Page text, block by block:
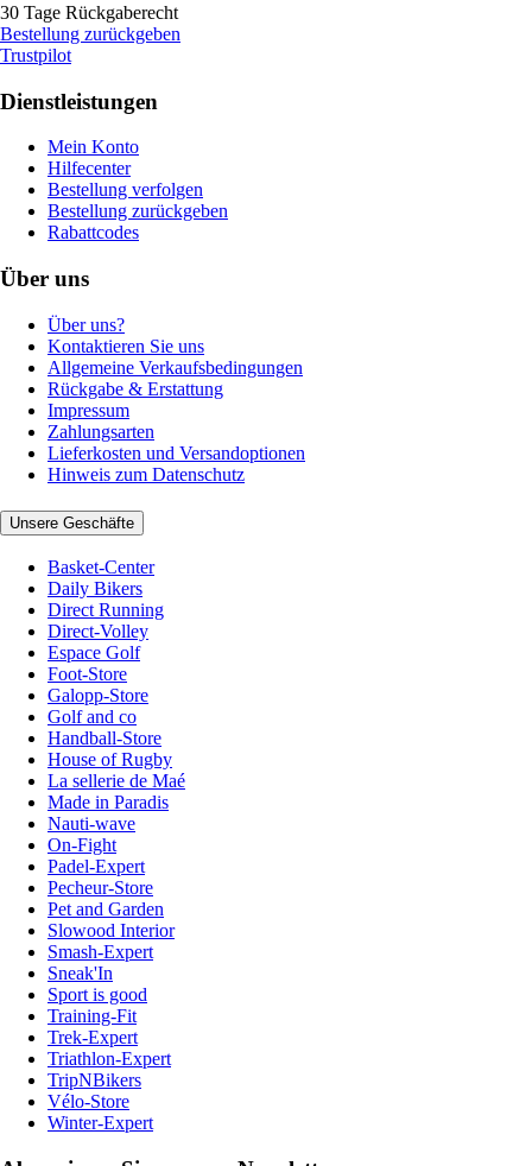
30 Tage Rückgaberecht
Bestellung zurückgeben
Trustpilot
Dienstleistungen
Mein Konto
Hilfecenter
Bestellung verfolgen
Bestellung zurückgeben
Rabattcodes
Über uns
Über uns?
Kontaktieren Sie uns
Allgemeine Verkaufsbedingungen
Rückgabe & Erstattung
Impressum
Zahlungsarten
Lieferkosten und Versandoptionen
Hinweis zum Datenschutz
Unsere Geschäfte
Basket-Center
Daily Bikers
Direct Running
Direct-Volley
Espace Golf
Foot-Store
Galopp-Store
Golf and co
Handball-Store
House of Rugby
La sellerie de Maé
Made in Paradis
Nauti-wave
On-Fight
Padel-Expert
Pecheur-Store
Pet and Garden
Slowood Interior
Smash-Expert
Sneak'In
Sport is good
Training-Fit
Trek-Expert
Triathlon-Expert
TripNBikers
Vélo-Store
Winter-Expert